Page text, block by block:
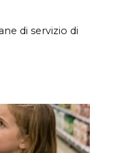
di servizio di